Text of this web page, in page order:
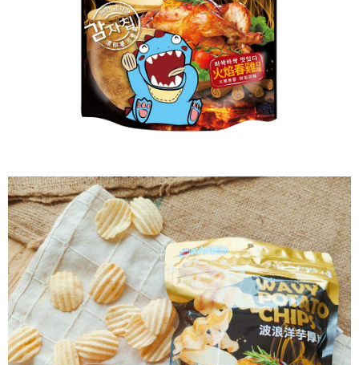
客戶支援中心」https://netprotections.freshdesk.com/support/home
１．透過由恩沛科技股份有限公司提供之「AFTEE先享後付」服務完成之交
易，需依本服務之必要範圍內提供個人資料，並將交易相關給付款項請求債
權轉讓予恩沛科技股份有限公司。
２．關於個人資料處理事宜，請瀏覽以下網址：
https://aftee.tw/terms/#terms3
３．未成年的使用者請事先徵得法定代理人或監護人之同意方可使用
時審查核予不同之上限額度；若仍有額度不足之情形，本公司將視審查結果
請求用戶進行身份認證。
５．嚴禁一人註冊多個帳號或使用他人資訊註冊。若發現惡意使用之情形，
恩沛科技股份有限公司將有權停止該用戶之使用額度並採取法律行動。
每筆NT$60，滿NT$599(含以上)免運費
每筆NT$120，滿NT$899(含以上)免運費